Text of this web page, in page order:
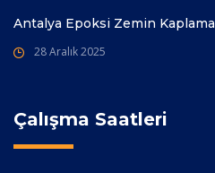
Antalya Epoksi Zemin Kaplama
28 Aralık 2025
Çalışma Saatleri